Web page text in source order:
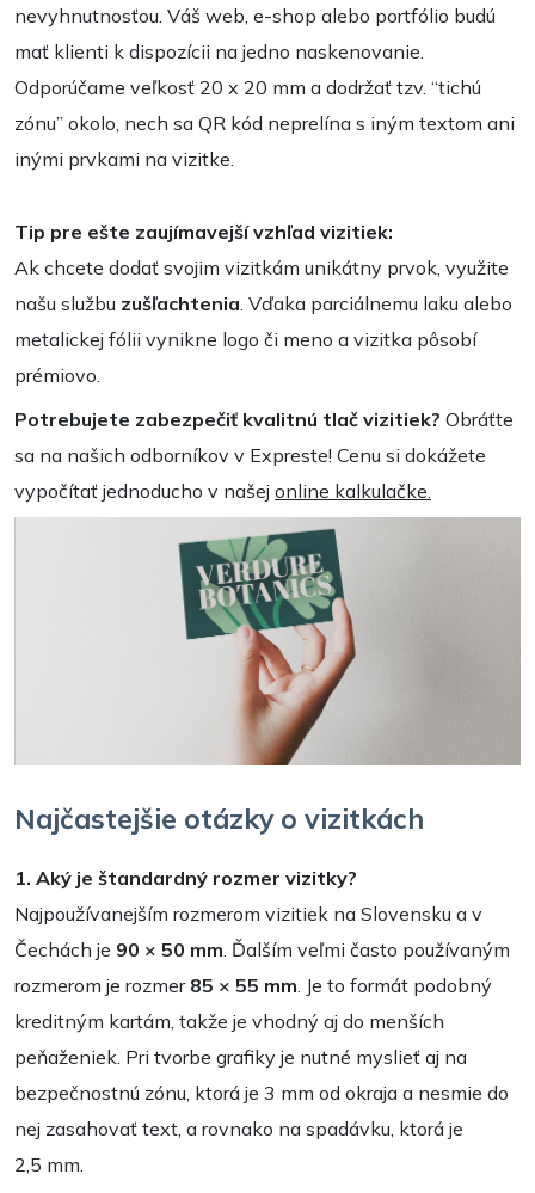
nevyhnutnosťou. Váš web, e-shop alebo portfólio budú
mať klienti k dispozícii na jedno naskenovanie.
Odporúčame veľkosť 20 x 20 mm a dodržať tzv. “tichú
zónu” okolo, nech sa QR kód neprelína s iným textom ani
inými prvkami na vizitke.
Tip pre ešte zaujímavejší vzhľad vizitiek:
Ak chcete dodať svojim vizitkám unikátny prvok, využite
našu službu zušľachtenia. Vďaka parciálnemu laku alebo
metalickej fólii vynikne logo či meno a vizitka pôsobí
prémiovo.
Potrebujete zabezpečiť kvalitnú tlač vizitiek? Obráťte
sa na našich odborníkov v Expreste! Cenu si dokážete
vypočítať jednoducho v našej online kalkulačke.
Najčastejšie otázky o vizitkách
1. Aký je štandardný rozmer vizitky?
Najpoužívanejším rozmerom vizitiek na Slovensku a v
Čechách je 90 × 50 mm . Ďalším veľmi často používaným
rozmerom je rozmer 85 × 55 mm . Je to formát podobný
kreditným kartám, takže je vhodný aj do menších
peňaženiek. Pri tvorbe grafiky je nutné myslieť aj na
bezpečnostnú zónu, ktorá je 3 mm od okraja a nesmie do
nej zasahovať text, a rovnako na spadávku, ktorá je
2,5 mm.